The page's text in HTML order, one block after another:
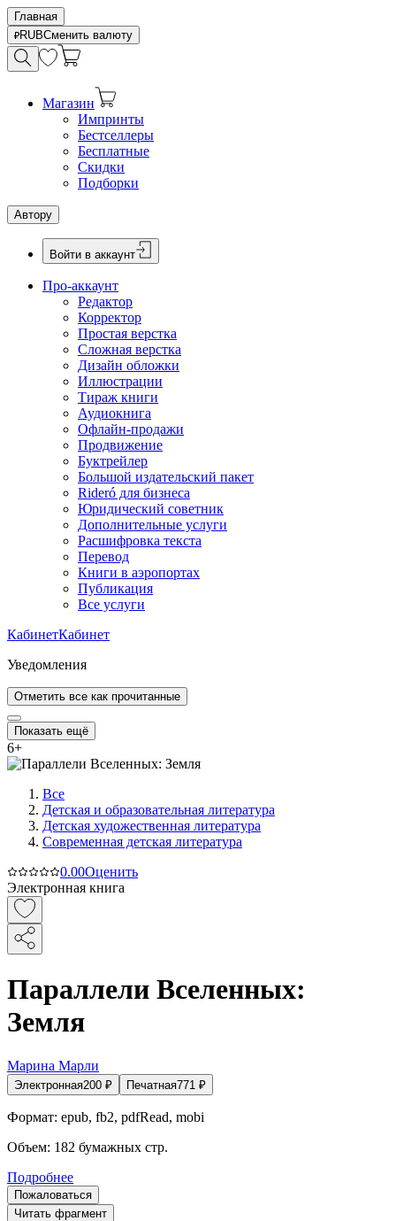
Главная
RUBСменить валюту
Магазин
Импринты
Бестселлеры
Бесплатные
Скидки
Подборки
Автору
Войти в аккаунт
Про-аккаунт
Редактор
Корректор
Простая верстка
Сложная верстка
Дизайн обложки
Иллюстрации
Тираж книги
Аудиокнига
Офлайн-продажи
Продвижение
Буктрейлер
Большой издательский пакет
Rideró для бизнеса
Юридический советник
Дополнительные услуги
Расшифровка текста
Перевод
Книги в аэропортах
Публикация
Все услуги
КабинетКабинет
Уведомления
Отметить все как прочитанные
Показать ещё
6+
Все
Детская и образовательная литература
Детская художественная литература
Современная детская литература
0.00Оценить
Электронная книга
Параллели Вселенных:
Земля
Марина Марли
Электронная200 ₽ Печатная771 ₽
Формат: epub, fb2, pdfRead, mobi
Объем: 182 бумажных стр.
Подробнее
Пожаловаться
Читать фрагмент